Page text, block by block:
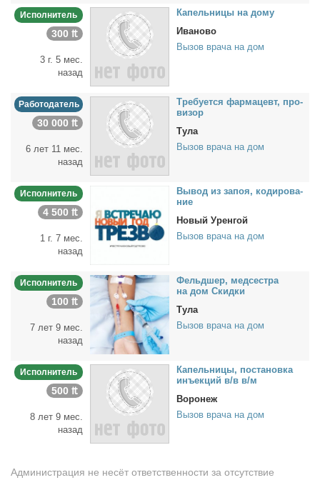
Исполнитель
300 ₶
3 г. 5 мес.
назад
Ка­пель­ни­цы на до­му
Иваново
Вызов врача на дом
Работодатель
30 000 ₶
6 лет 11 мес.
назад
Тре­бу­ет­ся фар­ма­цевт, про­
ви­зор
Тула
Вызов врача на дом
Исполнитель
4 500 ₶
1 г. 7 мес.
назад
Вы­вод из за­поя, ко­ди­ро­ва­
ние
Новый Уренгой
Вызов врача на дом
Исполнитель
100 ₶
7 лет 9 мес.
назад
Фельд­шер, мед­сест­ра
на дом Скид­ки
Тула
Вызов врача на дом
Исполнитель
500 ₶
8 лет 9 мес.
назад
Ка­пель­ни­цы, по­ста­нов­ка
инъ­ек­ций в/в в/м
Воронеж
Вызов врача на дом
Администрация не несёт ответственности за отсутствие